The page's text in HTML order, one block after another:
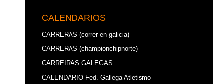
CALENDARIOS
CARRERAS (correr en galicia)
CARRERAS (championchipnorte)
CARREIRAS GALEGAS
CALENDARIO Fed. Gallega Atletismo